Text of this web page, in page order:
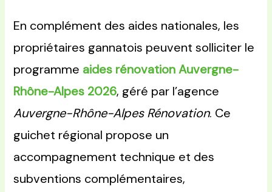
En complément des aides nationales, les
propriétaires gannatois peuvent solliciter le
programme aides rénovation Auvergne-
Rhône-Alpes 2026, géré par l’agence
Auvergne-Rhône-Alpes Rénovation. Ce
guichet régional propose un
accompagnement technique et des
subventions complémentaires,